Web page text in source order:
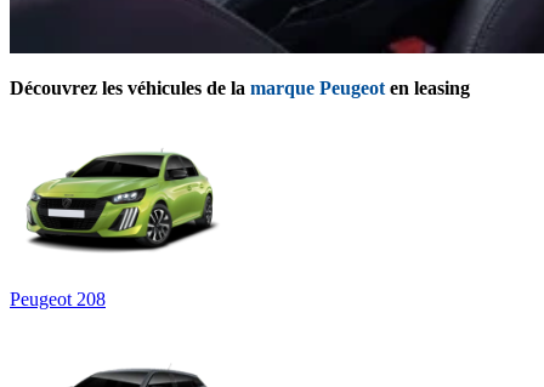
Découvrez les véhicules de la marque Peugeot en leasing
Peugeot 208